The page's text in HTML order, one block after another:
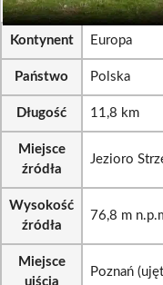
Kontynent Europa
Państwo Polska
Długość 11,8 km
Miejsce
źródła
Jezioro
Wysokość
źródła
76,8 m
Miejsce
ujścia
Poznań